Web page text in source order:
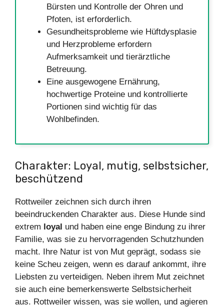
Bürsten und Kontrolle der Ohren und
Pfoten, ist erforderlich.
Gesundheitsprobleme wie Hüftdysplasie
und Herzprobleme erfordern
Aufmerksamkeit und tierärztliche
Betreuung.
Eine ausgewogene Ernährung,
hochwertige Proteine und kontrollierte
Portionen sind wichtig für das
Wohlbefinden.
Charakter: Loyal, mutig, selbstsicher,
beschützend
Rottweiler zeichnen sich durch ihren
beeindruckenden Charakter aus. Diese Hunde sind
extrem loyal und haben eine enge Bindung zu ihrer
Familie, was sie zu hervorragenden Schutzhunden
macht. Ihre Natur ist von Mut geprägt, sodass sie
keine Scheu zeigen, wenn es darauf ankommt, ihre
Liebsten zu verteidigen. Neben ihrem Mut zeichnet
sie auch eine bemerkenswerte Selbstsicherheit
aus. Rottweiler wissen, was sie wollen, und agieren